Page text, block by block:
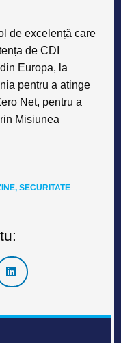
de excelență care
de CDI
Europa, la
pentru a atinge
Net, pentru a
Misiunea
, SECURITATE